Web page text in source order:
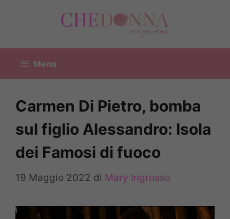
Menu
Carmen Di Pietro, bomba
sul figlio Alessandro: Isola
dei Famosi di fuoco
19 Maggio 2022 di Mary Ingrosso